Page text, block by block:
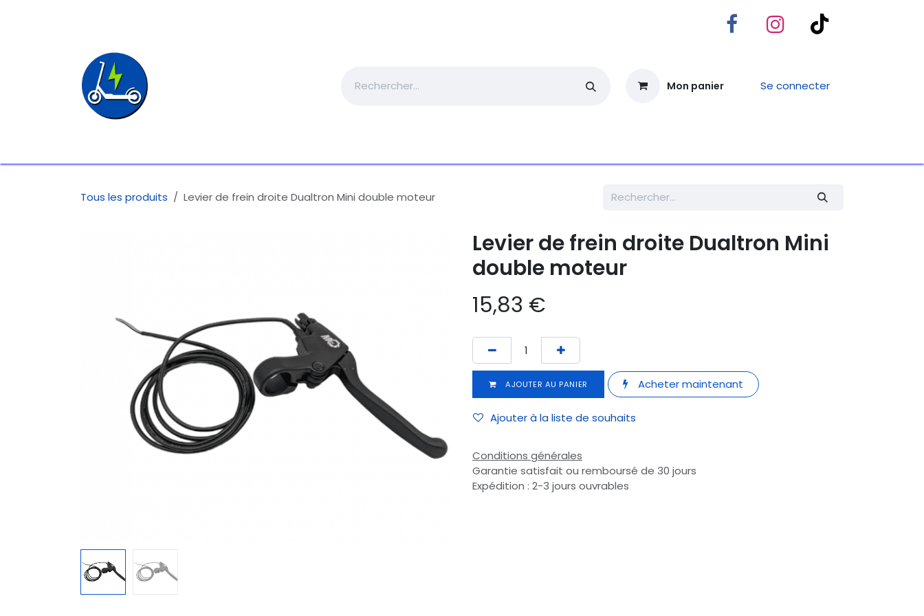
Mon panier Se connecter
Tous les produits Levier de frein droite Dualtron Mini double moteur
Levier de frein droite Dualtron Mini
double moteur
15,83 €
AJOUTER AU PANIER Acheter maintenant
Ajouter à la liste de souhaits
Conditions générales
Garantie satisfait ou remboursé de 30 jours
Expédition : 2-3 jours ouvrables